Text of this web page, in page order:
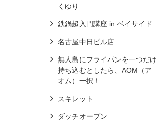
くゆり
鉄鍋超入門講座 in ベイサイド
名古屋中日ビル店
無人島にフライパンを一つだけ
持ち込むとしたら、AOM（ア
オム）一択！
スキレット
ダッチオーブン